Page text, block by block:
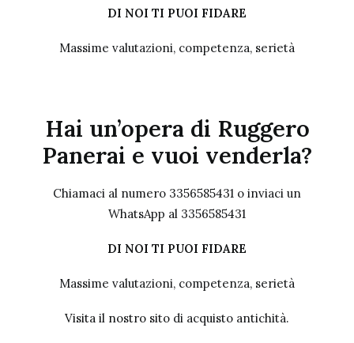
DI NOI TI PUOI FIDARE
Massime valutazioni, competenza, serietà
Hai un’opera di Ruggero
Panerai e vuoi venderla?
Chiamaci al numero 3356585431 o inviaci un
WhatsApp al 3356585431
DI NOI TI PUOI FIDARE
Massime valutazioni, competenza, serietà
Visita il nostro sito di acquisto antichità.